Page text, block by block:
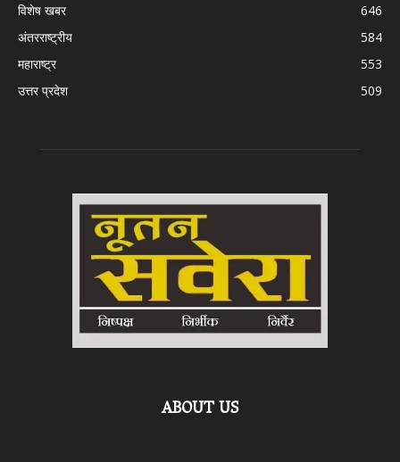
विशेष खबर
646
अंतरराष्ट्रीय
584
महाराष्ट्र
553
उत्तर प्रदेश
509
ABOUT US